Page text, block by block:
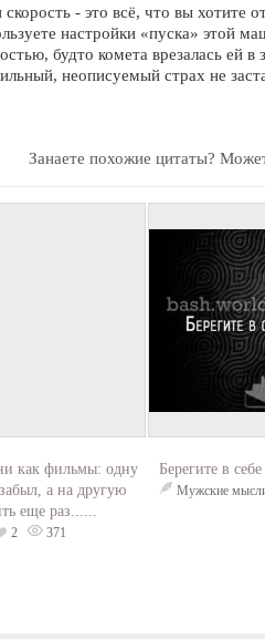
скорость - это всё, что вы хотите
настройки «пуска» этой
будто комета врезалась ей в
неописуемый страх не
Занаете похожие цитаты?
как фильмы: одну
а на другую
еще раз......
2 371
Берегите в себе
Мужские